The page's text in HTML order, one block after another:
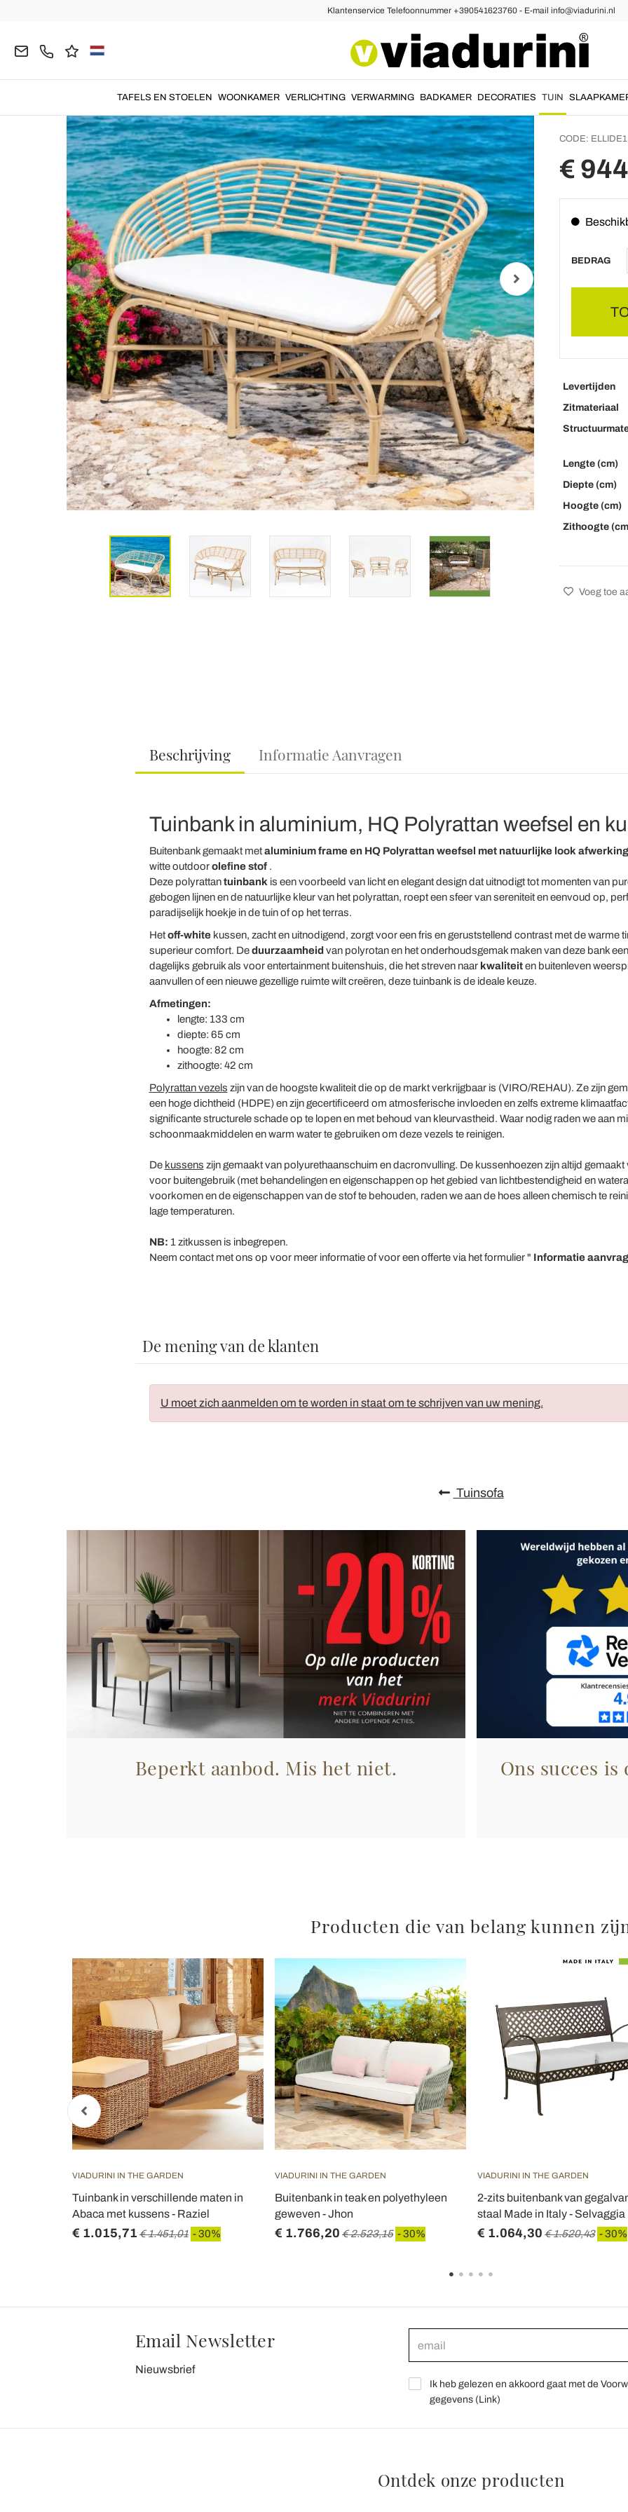
Klantenservice Telefoonnummer +390541623760 - E-mail info@viadurini.nl
TAFELS EN STOELEN WOONKAMER VERLICHTING VERWARMING BADKAMER DECORATIES TUINEllide
CODE: ELLIDE1
€
BEDRAG
Levertijden
Zitmateriaal
Lengte (cm)
Diepte (cm)
Hoogte (cm)
Zithoogte
Voeg toe
Beschrijving Informatie Aanvragen
Tuinbank in aluminium, HQ Polyrattan weefsel en
Buitenbank gemaakt metaluminium frame en HQ Polyrattan weefsel met natuurlijke look
witte outdoorolefine stof.
Deze polyrattantuinbank is een voorbeeld van licht en elegant design dat uitnodigt tot momenten van
gebogen lijnen en de natuurlijke kleur van het polyrattan, roept een sfeer van sereniteit en eenvoud op,
paradijselijk hoekje in de tuin of op het terras.
Hetoff-whitekussen, zacht en uitnodigend, zorgt voor een fris en geruststellend contrast met de warme
superieur comfort. Deduurzaamheid van polyrotan en het onderhoudsgemak maken van deze bank
dagelijks gebruik als voor entertainment buitenshuis, die het streven naar kwaliteiten buitenleven
aanvullen of een nieuwe gezellige ruimte wilt creëren, deze tuinbank is de ideale keuze.
Afmetingen:
lengte: 133 cm
diepte: 65 cm
hoogte: 82 cm
zithoogte: 42 cm
Polyrattan vezels zijn van de hoogste kwaliteit die op de markt verkrijgbaar is (VIRO/REHAU). Ze zijn
een hoge dichtheid (HDPE) en zijn gecertificeerd om atmosferische invloeden en zelfs extreme
significante structurele schade op te lopen en met behoud van kleurvastheid. Waar nodig raden we aan
schoonmaakmiddelen en warm water te gebruiken om deze vezels te reinigen.
De kussens zijn gemaakt van polyurethaanschuim en dacronvulling. De kussenhoezen zijn altijd
voor buitengebruik (met behandelingen en eigenschappen op het gebied van lichtbestendigheid en
voorkomen en de eigenschappen van de stof te behouden, raden we aan de hoes alleen chemisch te
lage temperaturen.
NB: 1 zitkussen is inbegrepen.
Neem contact met ons op voor meer informatie of voor een offerte via het formulier " Informatie
De mening van de klanten
U moet zich aanmelden om te worden in staat om te schrijven van uw mening.
Tuinsofa
Beperkt aanbod. Mis het niet.
Ons succes
Producten die van belang kunnen
VIADURINI IN THE GARDEN
Tuinbank in verschillende maten in
Abaca met kussens - Raziel
€ 1.015,71 € 1.451,01 - 30%
VIADURINI IN THE GARDEN
Buitenbank in teak en polyethyleen
geweven - Jhon
€ 1.766,20 € 2.523,15 - 30%
VIADURINI IN THE GARDEN
2-zits buitenbank van
staal Made in Italy - Selvaggia
€ 1.064,30 € 1.520,43 - 30%
Email Newsletter
Nieuwsbrief
Ik heb gelezen en akkoord gaat met de
gegevens (Link)
Ontdek onze producten